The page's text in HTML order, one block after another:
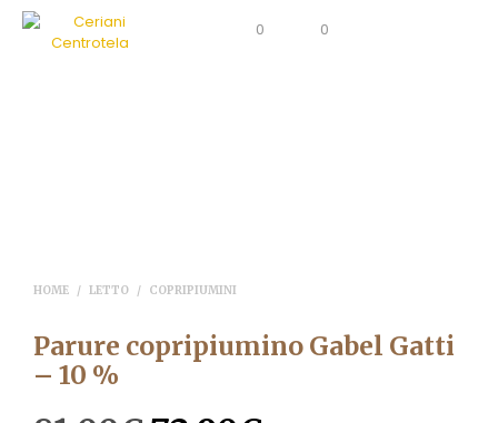
0 0
HOME / LETTO / COPRIPIUMINI
Parure copripiumino Gabel Gatti
– 10 %